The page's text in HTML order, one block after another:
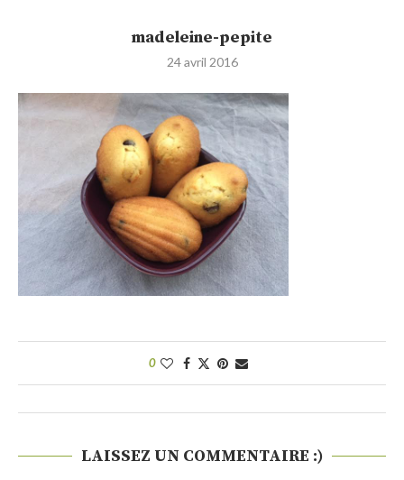
madeleine-pepite
24 avril 2016
0
LAISSEZ UN COMMENTAIRE :)